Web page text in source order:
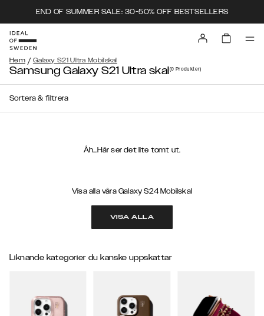
END OF SUMMER SALE: 30-50% OFF BESTSELLERS
Hem / Galaxy S21 Ultra Mobilskal
Samsung Galaxy S21 Ultra skal(0 Produkter)
Sortera & filtrera
Åh...Här ser det lite tomt ut.
Visa alla våra Galaxy S24 Mobilskal
VISA ALLA
Liknande kategorier du kanske uppskattar